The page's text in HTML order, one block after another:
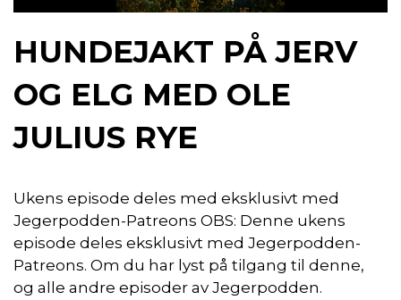
HUNDEJAKT PÅ JERV
OG ELG MED OLE
JULIUS RYE
Ukens episode deles med eksklusivt med
Jegerpodden-Patreons OBS: Denne ukens
episode deles eksklusivt med Jegerpodden-
Patreons. Om du har lyst på tilgang til denne,
og alle andre episoder av Jegerpodden.